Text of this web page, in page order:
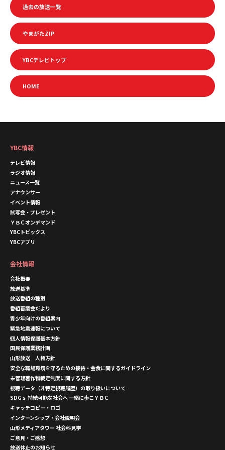
過去の放送一覧
やまがたZIP
YBCテレビトップ
HOME
YBC情報
テレビ情報
ラジオ情報
ニュース一覧
アナウンサー
イベント情報
試写会・プレゼント
ＹＢＣオンデマンド
YBCトピックス
YBCアプリ
会社情報
会社概要
放送基準
放送番組の種別
番組審議会だより
青少年向けの番組案内
緊急地震速報について
個人情報保護基本方針
国民保護業務計画
山形放送 人権方針
安全な職場環境を守るための接待・会食に関するガイドライン
未管理著作物裁定制度に関する方針
視聴データ（非特定視聴履歴）の取り扱いについて
SDGｓ 持続可能な社会へ 一緒に歩こＹＢＣ
キャッチコピー・ロゴ
インターンシップ・会社説明会
山形メディアタワー 社会科見学
ご意見・ご感想
放送休止のお知らせ